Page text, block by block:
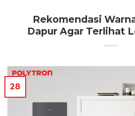
Rekomendasi
Dapur Agar Terlihat
28